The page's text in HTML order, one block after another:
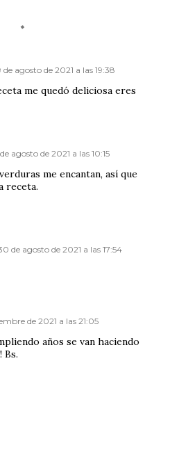
de agosto de 2021 a las 19:38
me quedó deliciosa eres
agosto de 2021 a las 10:15
me encantan, así que
receta.
de agosto de 2021 a las 17:54
de 2021 a las 21:05
años se van haciendo
Bs.